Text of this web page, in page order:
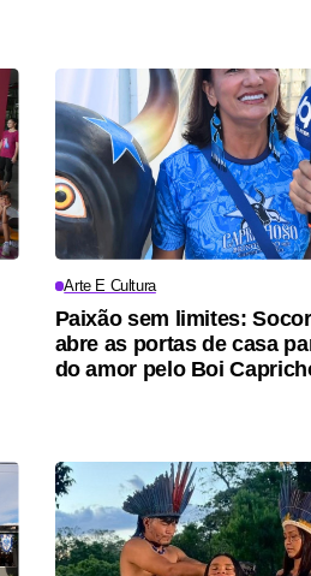
Arte E Cultura
Paixão sem limites:
abre as portas de casa
do amor pelo Boi